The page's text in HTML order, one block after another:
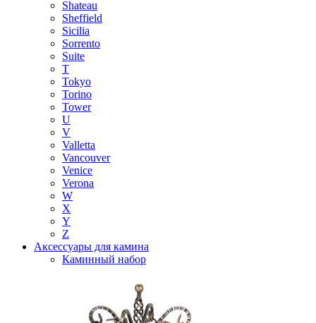
Shateau
Sheffield
Sicilia
Sorrento
Suite
T
Tokyo
Torino
Tower
U
V
Valletta
Vancouver
Venice
Verona
W
X
Y
Z
Аксессуары для камина
Каминный набор